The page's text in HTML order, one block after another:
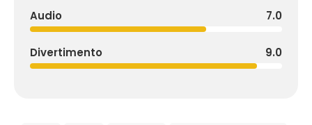
Audio 7.0
Divertimento 9.0